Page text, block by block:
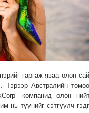
гаргаж яваа олон
Тэрээр Австралийн
компанид олон
нь түүнийг сэтгүүлч